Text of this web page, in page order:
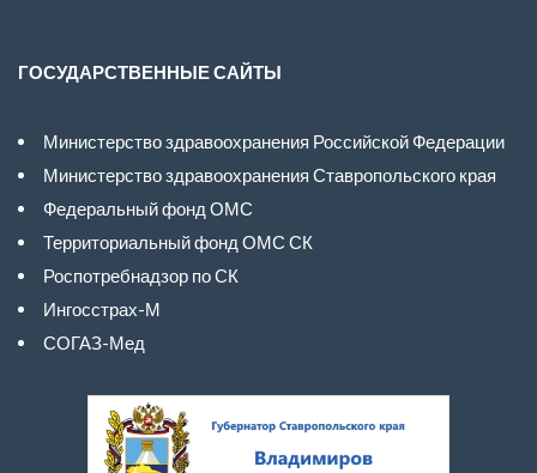
ГОСУДАРСТВЕННЫЕ САЙТЫ
Министерство здравоохранения Российской Федерации
Министерство здравоохранения Ставропольского края
Федеральный фонд ОМС
Территориальный фонд ОМС СК
Роспотребнадзор по СК
Ингосстрах-М
СОГАЗ-Мед